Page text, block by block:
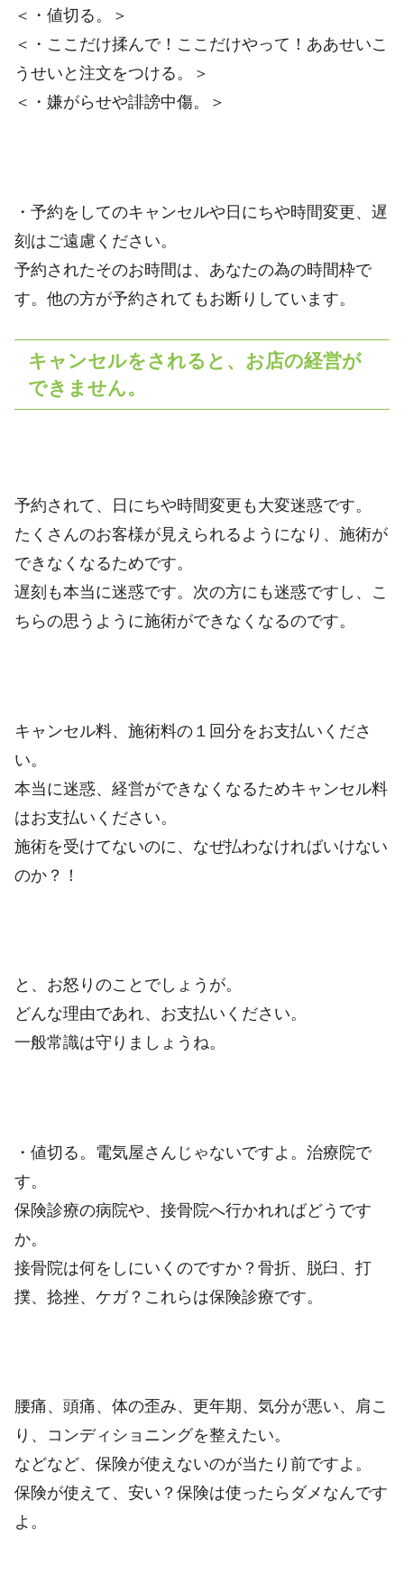
＜・値切る。＞
＜・ここだけ揉んで！ここだけやって！ああせいこ
うせいと注文をつける。＞
＜・嫌がらせや誹謗中傷。＞
・予約をしてのキャンセルや日にちや時間変更、遅
刻はご遠慮ください。
予約されたそのお時間は、あなたの為の時間枠で
す。他の方が予約されてもお断りしています。
キャンセルをされると、お店の経営が
できません。
予約されて、日にちや時間変更も大変迷惑です。
たくさんのお客様が見えられるようになり、施術が
できなくなるためです。
遅刻も本当に迷惑です。次の方にも迷惑ですし、こ
ちらの思うように施術ができなくなるのです。
キャンセル料、施術料の１回分をお支払いくださ
い。
本当に迷惑、経営ができなくなるためキャンセル料
はお支払いください。
施術を受けてないのに、なぜ払わなければいけない
のか？！
と、お怒りのことでしょうが。
どんな理由であれ、お支払いください。
一般常識は守りましょうね。
・値切る。電気屋さんじゃないですよ。治療院で
す。
保険診療の病院や、接骨院へ行かれればどうです
か。
接骨院は何をしにいくのですか？骨折、脱臼、打
撲、捻挫、ケガ？これらは保険診療です。
腰痛、頭痛、体の歪み、更年期、気分が悪い、肩こ
り、コンディショニングを整えたい。
などなど、保険が使えないのが当たり前ですよ。
保険が使えて、安い？保険は使ったらダメなんです
よ。